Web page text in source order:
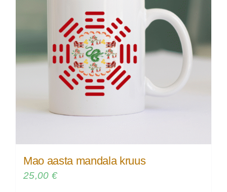
Mao aasta mandala kruus
25,00 €